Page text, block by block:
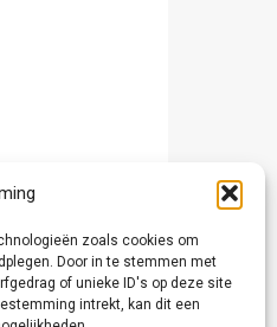
zoals cookies om
Door in te stemmen met
of unieke ID's op deze site
intrekt, kan dit een